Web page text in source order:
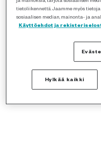
tietoliikennettä. Jaamme myös
sosiaalisen median, mainonta- ja
Käyttöehdot ja
Hylkää kaikki